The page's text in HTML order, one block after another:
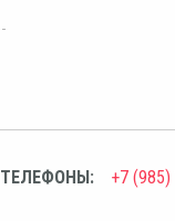
ТЕЛЕФОНЫ: +7 (985)